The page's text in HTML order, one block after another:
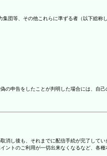
団等、その他これらに準ずる者（以下総
申告をしたことが判明した場合には、自
し後も、それまでに配信手続が完了して
トのご利用が一切出来なくなるなど、各種